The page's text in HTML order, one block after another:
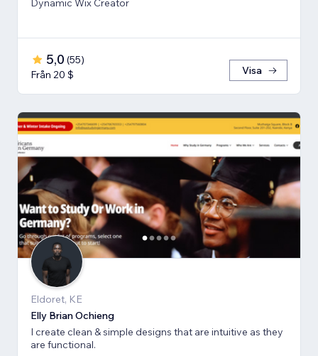
Dynamic Wix Creator
5,0 (55)
Från 20 $
Visa
Eldoret, KE
Elly Brian Ochieng
I create clean & simple designs that are intuitive as they
are functional.